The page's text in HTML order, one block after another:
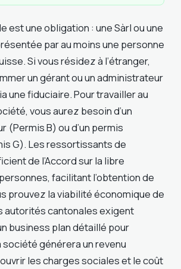
est une obligation : une Sàrl ou une
par au moins une personne
Si vous résidez à l’étranger,
un gérant ou un administrateur
une fiduciaire. Pour travailler au
vous aurez besoin d’un
(Permis B) ou d’un permis
G). Les ressortissants de
de l’Accord sur la libre
facilitant l’obtention de
prouvez la viabilité économique de
autorités cantonales exigent
business plan détaillé pour
société générera un revenu
les charges sociales et le coût